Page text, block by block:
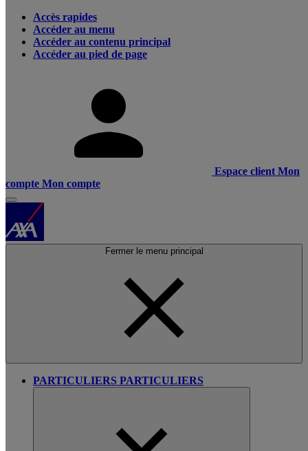
Accès rapides
Accéder au menu
Accéder au contenu principal
Accéder au pied de page
Espace client Mon
compte Mon compte
Fermer le menu principal
PARTICULIERS PARTICULIERS